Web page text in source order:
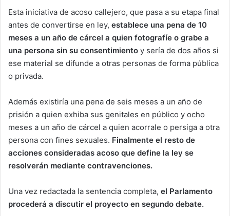
Esta iniciativa de acoso callejero, que pasa a su etapa final
antes de convertirse en ley, establece una pena de 10
meses a un año de cárcel a quien fotografíe o grabe a
una persona sin su consentimiento y sería de dos años si
ese material se difunde a otras personas de forma pública
o privada.
Además existiría una pena de seis meses a un año de
prisión a quien exhiba sus genitales en público y ocho
meses a un año de cárcel a quien acorrale o persiga a otra
persona con fines sexuales. Finalmente el resto de
acciones consideradas acoso que define la ley se
resolverán mediante contravenciones.
Una vez redactada la sentencia completa, el Parlamento
procederá a discutir el proyecto en segundo debate.